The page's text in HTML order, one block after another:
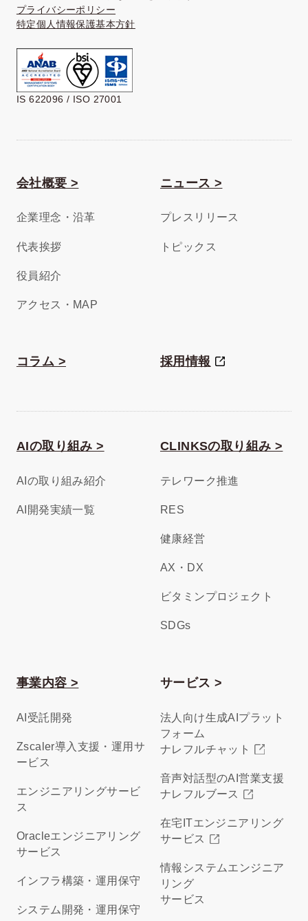
プライバシーポリシー
特定個人情報保護基本方針
IS 622096 / ISO 27001
会社概要 >
企業理念・沿革
代表挨拶
役員紹介
アクセス・MAP
ニュース >
プレスリリース
トピックス
コラム > 採用情報
AIの取り組み >
AIの取り組み紹介
AI開発実績一覧
CLINKSの取り組み >
テレワーク推進
RES
健康経営
AX・DX
ビタミンプロジェクト
SDGs
事業内容 >
AI受託開発
Zscaler導入支援・運用サ
ービス
エンジニアリングサービ
ス
Oracleエンジニアリング
サービス
インフラ構築・運用保守
システム開発・運用保守
サービス >
法人向け生成AIプラット
フォーム
ナレフルチャット
音声対話型のAI営業支援
ナレフルブース
在宅ITエンジニアリング
サービス
情報システムエンジニア
リング
サービス